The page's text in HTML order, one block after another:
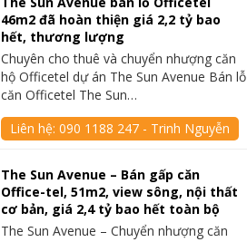
46m2 đã hoàn thiện giá 2,2 tỷ bao
hết, thương lượng
Chuyên cho thuê và chuyển nhượng căn
hộ Officetel dự án The Sun Avenue Bán lỗ
căn Officetel The Sun…
Liên hệ:090 1188 247 - Trinh Nguyễn
The Sun Avenue – Bán gấp căn
Office-tel, 51m2, view sông, nội thất
cơ bản, giá 2,4 tỷ bao hết toàn bộ
The Sun Avenue – Chuyển nhượng căn